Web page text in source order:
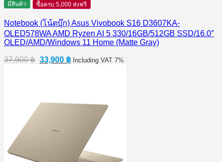
มีสินค้า ซื้อครบ 5,000 ส่งฟรี
Notebook (โน้ตบุ๊ก) Asus Vivobook S16 D3607KA-
OLED578WA AMD Ryzen AI 5 330/16GB/512GB SSD/16.0″
OLED/AMD/Windows 11 Home (Matte Gray)
37,900฿ Original
33,900 ฿Current
Including VAT 7%